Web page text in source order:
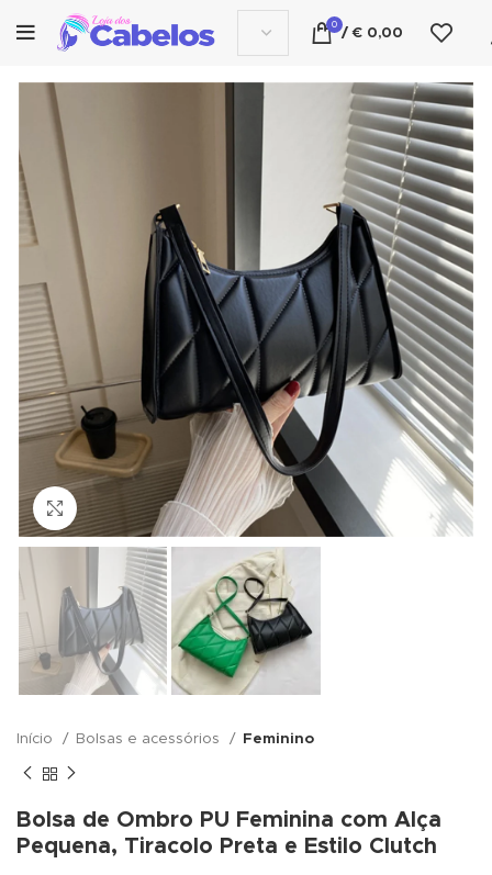
0
/ € 0,00
Click to enlarge
Início Bolsas e acessórios Feminino
Bolsa de Ombro PU Feminina com Alça
Pequena, Tiracolo Preta e Estilo Clutch